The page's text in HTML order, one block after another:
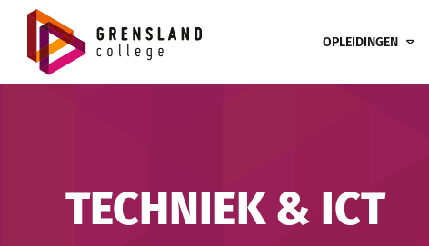
inhoud
OPLEIDINGEN
TECHNIEK & ICT